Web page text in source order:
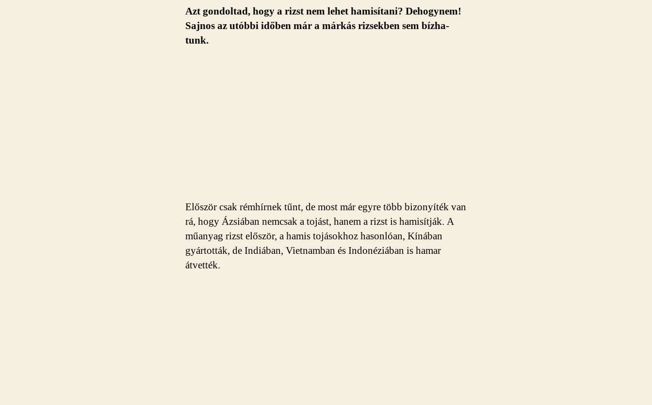
Azt gon­dol­tad, hogy a rizst nem lehet ha­mi­sí­tani? De­hogy­nem!
Saj­nos az utóbbi idő­ben már a már­kás ri­zsek­ben sem bíz­ha­
tunk.
Először csak rémhírnek tűnt, de most már egyre több bizonyíték van
rá, hogy Ázsiában nemcsak a tojást, hanem a rizst is hamisítják. A
műanyag rizst először, a hamis tojásokhoz hasonlóan, Kínában
gyártották, de Indiában, Vietnamban és Indonéziában is hamar
átvették.